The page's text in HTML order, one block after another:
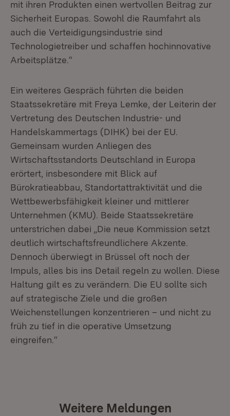
mit ihren Produkten einen wertvollen Beitrag zur
Sicherheit Europas. Sowohl die Raumfahrt als
auch die Verteidigungsindustrie sind
Technologietreiber und schaffen hochinnovative
Arbeitsplätze.“
Ein weiteres Gespräch führten die beiden
Staatssekretäre mit Freya Lemke, der Leiterin der
Vertretung des Deutschen Industrie- und
Handelskammertags (DIHK) bei der EU.
Gemeinsam wurden Anliegen des
Wirtschaftsstandorts Deutschland in Europa
erörtert, insbesondere mit Blick auf
Bürokratieabbau, Standortattraktivität und die
Wettbewerbsfähigkeit kleiner und mittlerer
Unternehmen (KMU). Beide Staatssekretäre
unterstrichen dabei „Die neue Kommission setzt
deutlich wirtschaftsfreundlichere Akzente.
Dennoch überwiegt in Brüssel oft noch der
Impuls, alles bis ins Detail regeln zu wollen. Diese
Haltung gilt es zu verändern. Die EU sollte sich
auf strategische Ziele und die großen
Weichenstellungen konzentrieren – und nicht zu
früh zu tief in die operative Umsetzung
eingreifen.“
Weitere Meldungen